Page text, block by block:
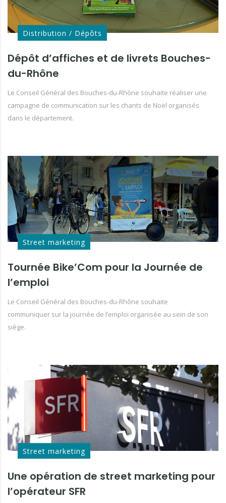
Distribution / Dépôts
Dépôt d’affiches et de livrets Bouches-
du-Rhône
Le Conseil Général des Bouches-du-Rhône souhaite réaliser une
campagne de communication sur les chants de Noël organisés
dans le département.
Street marketing
Tournée Bike’Com pour la Journée de
l’emploi
Le Conseil Général des Bouches-du-Rhône souhaite
communiquer sur la journée de l’emploi organisée au sein de son
siège.
Street marketing
Une opération de street marketing pour
l’opérateur SFR